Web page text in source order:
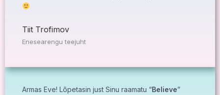
Tiit Trofimov
Enesearengu teejuht
Armas Eve! Lõpetasin just Sinu raamatu “Believe”